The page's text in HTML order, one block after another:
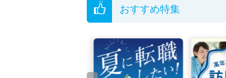
おすすめ特集